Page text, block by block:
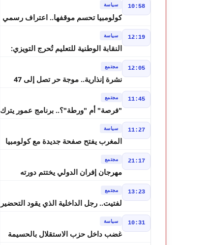
التعليقات الساخرة
10:58 سياسة
كولومبيا تحسم موقفها.. اعتراف رسمي
12:19 سياسة
النقابة الوطنية للتعليم تُحرج التويزي:
12:05 مجتمع
نشرة إنذارية.. موجة حر تصل إلى 47
بالمغرب
11:45 مجتمع
"فرصة" أم "ورطة"؟.. برنامج عمور يترك
11:27 سياسة
المغرب يفتح صفحة جديدة مع كولومبيا
21:17 مجتمع
مهرجان إفران الدولي يختتم دورته
تخطف الأضواء
13:23 مجتمع
لفتيت.. رجل الداخلية الذي يقود التحضير
10:31 سياسة
غضب داخل حزب الاستقلال بالحسيمة